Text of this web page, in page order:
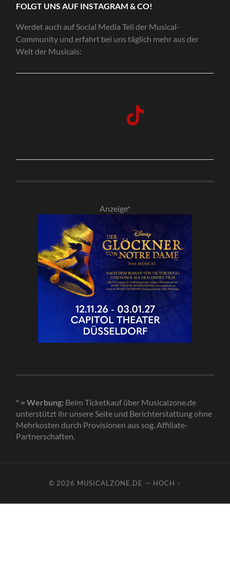
FOLGT UNS AUF INSTAGRAM & CO!
Werdet auch auf Social Media Teil der Musical-
Community und erfahrt bei uns täglich mehr aus der
Welt der Musicals:
Anzeige*
* = Werbung: Beim Ticketkauf über Musicalzone.de
unterstützt ihr unsere Seite und Berichterstattung ohne
Mehrkosten durch Provisionen aus sog. Affiliate-
Partnerschaften.
© 2026 MUSICALZONE.DE — HOCH ↑